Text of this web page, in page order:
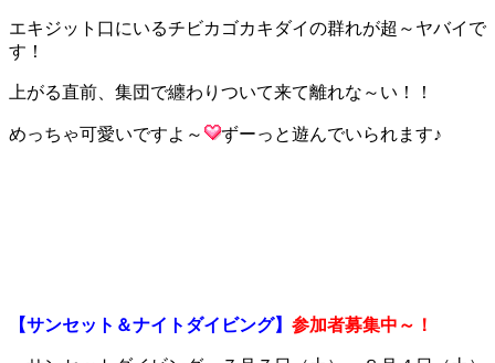
エキジット口にいるチビカゴカキダイの群れが超～ヤバイで
す！
上がる直前、集団で纏わりついて来て離れな～い！！
めっちゃ可愛いですよ～ ずーっと遊んでいられます♪
【サンセット＆ナイトダイビング】 参加者募集中～！